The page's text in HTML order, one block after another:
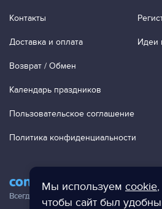
Мы используем cookie,
чтобы сайт был
contact@ac-studio.ru
Всегда отвечаем на ваши письма!
Контакты
Доставка и оплата
Возврат / Обмен
Календарь праздников
Пользовательское соглашение
Политика конфиденциальности
Идеи